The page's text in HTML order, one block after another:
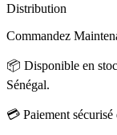
Distribution
Commandez
📦 Disponible en
Sénégal.
💳 Paiement